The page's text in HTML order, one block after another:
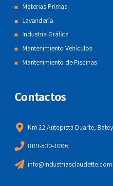
Materias Primas
Lavandería
Industria Gráfica
Mantenimiento Vehículos
Mantenimiento de Piscinas
Contactos
Km 22 Autopista Duarte,
809-530-1006
info@industriasclaudette.com